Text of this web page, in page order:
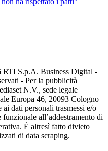
RTI S.p.A. Business Digital -
- Per la pubblicità
N.V., sede legale
Europa 46, 20093 Cologno
dati personali trasmessi e/o
all’addestramento di
È altresì fatto divieto
di data scraping.